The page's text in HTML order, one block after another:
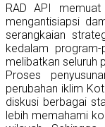
RAD API
mengantisiapsi
serangkaian
kedalam
melibatkan seluruh
Proses
perubahan iklim
diskusi berbagai
lebih memahami